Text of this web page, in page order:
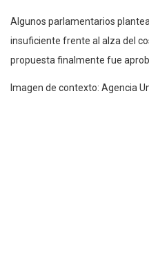
Algunos parlamentarios
insuficiente frente al alza del
propuesta finalmente fue
Imagen de contexto: Agencia